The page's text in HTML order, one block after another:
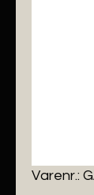
Varenr.: